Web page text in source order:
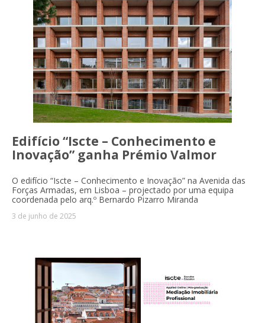
Edifício “Iscte – Conhecimento e
Inovação” ganha Prémio Valmor
O edifício “Iscte – Conhecimento e Inovação” na Avenida das
Forças Armadas, em Lisboa – projectado por uma equipa
coordenada pelo arq.º Bernardo Pizarro Miranda
3 de junho de 2025